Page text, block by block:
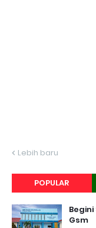
Lebih baru
POPULAR
Gsm